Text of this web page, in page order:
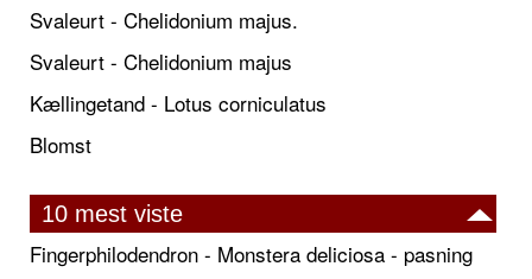
Svaleurt - Chelidonium majus.
Svaleurt - Chelidonium majus
Kællingetand - Lotus corniculatus
Blomst
10 mest viste
Fingerphilodendron - Monstera deliciosa - pasning